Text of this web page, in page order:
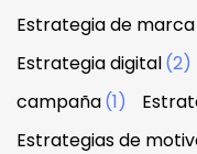
Estrategia de marca
Estrategia digital(2)
campaña(1)
Estrategias de